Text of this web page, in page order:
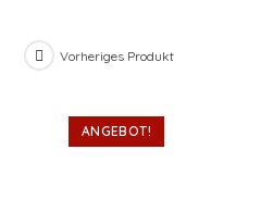
ANGEBOT!
Vorheriges Produkt